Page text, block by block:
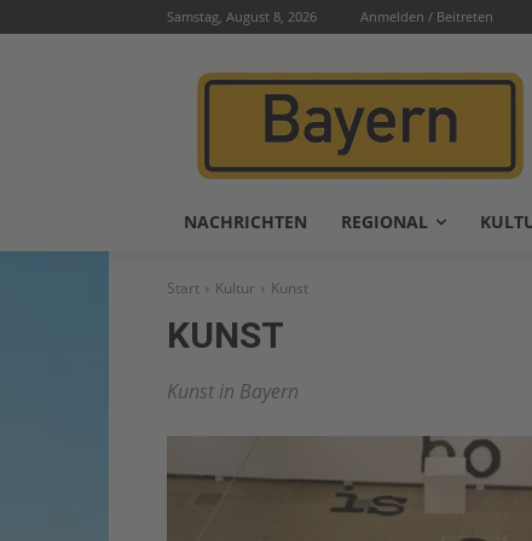
Samstag, August 8, 2026 Anmelden / Beitreten
NACHRICHTEN REGIONAL
Start Kultur Kunst
KUNST
Kunst in Bayern